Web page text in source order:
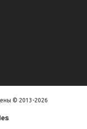
© 2013-2026